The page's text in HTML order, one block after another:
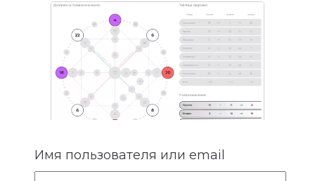
4. Деньги
Имя пользователя или email